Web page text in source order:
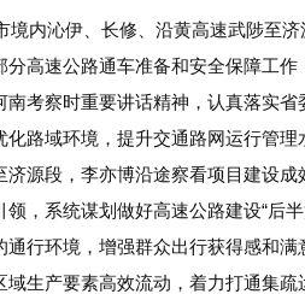
境内沁伊、长修、沿黄高速武陟至
分高速公路通车准备和安全保障工
南考察时重要讲话精神，认真落实
化路域环境，提升交通路网运行管
济源段，李亦博沿途察看项目建设
，系统谋划做好高速公路建设“后
通行环境，增强群众出行获得感和
生产要素高效流动，着力打通集